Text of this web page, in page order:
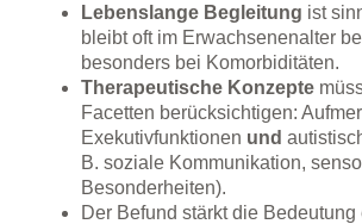
Lebenslange Begleitung ist
bleibt oft im Erwachsenenalter
besonders bei Komorbiditäten.
Therapeutische Konzepte
Facetten berücksichtigen:
Exekutivfunktionen und
B. soziale Kommunikation,
Besonderheiten).
Der Befund stärkt die Bedeutung